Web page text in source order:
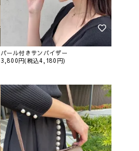
パール付きサンバイザー
3,800円(税込4,180円)